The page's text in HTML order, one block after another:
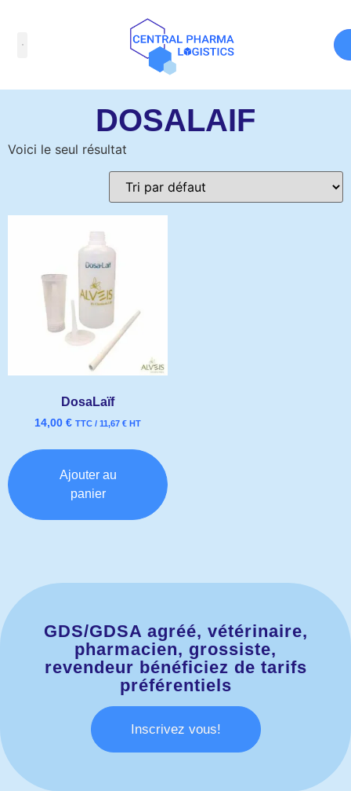
Accueil / Produits identifiés “DOSALAIF”
DOSALAIF
Voici le seul résultat
DosaLaïf
14,00 € TTC / 11,67 € HT
Ajouter au
panier
GDS/GDSA agréé, vétérinaire,
pharmacien, grossiste,
revendeur bénéficiez de tarifs
préférentiels
Inscrivez vous!